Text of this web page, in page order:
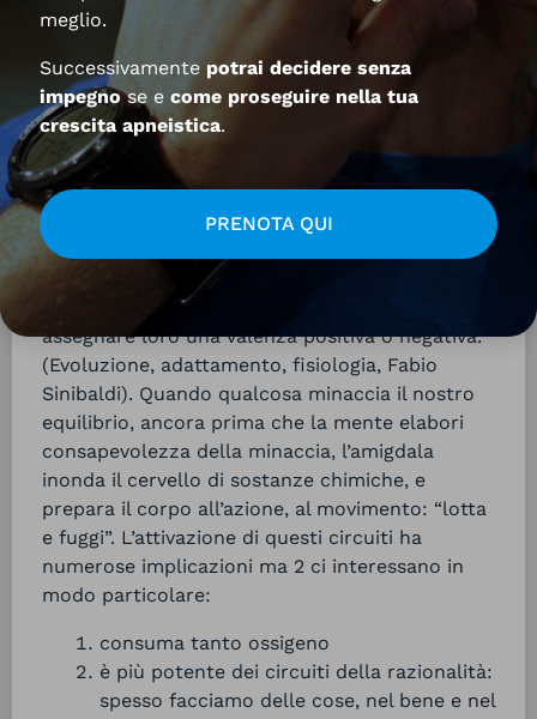
trasforma in puro benessere. Il principale
responsabile di questo inatteso consumo è
l’amigdala, struttura posta all’interno del
sistema limbico, l’area del cervello preposta al
“lotta e fuggi”. L’amigdala ha un ruolo chiave nei
processi emotivi ma è coinvolta anche nei
processi di sviluppo della consapevolezza e
della capacità attentiva. La funzione più
importante dell’amigdala è la capacità di “dare
forma ai processi di selezione delle
informazioni, taggare gli stimoli in ingresso” e
assegnare loro una valenza positiva o negativa.
(Evoluzione, adattamento, fisiologia, Fabio
Sinibaldi). Quando qualcosa minaccia il nostro
equilibrio, ancora prima che la mente elabori
consapevolezza della minaccia, l’amigdala
inonda il cervello di sostanze chimiche, e
prepara il corpo all’azione, al movimento: “lotta
e fuggi”. L’attivazione di questi circuiti ha
numerose implicazioni ma 2 ci interessano in
modo particolare:
consuma tanto ossigeno
è più potente dei circuiti della razionalità:
spesso facciamo delle cose, nel bene e nel
meglio.
Successivamente potrai decidere senza
impegnose ecome proseguire nella tua
crescita apneistica.
PRENOTA QUI